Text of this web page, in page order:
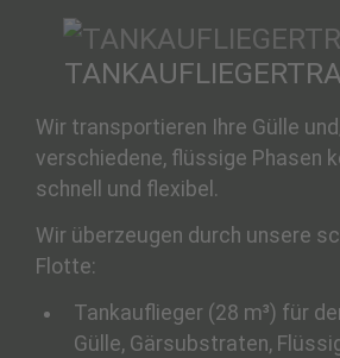
Wir transportieren Ihre Gülle
verschiedene, flüssige Phasen
schnell und flexibel.
Wir überzeugen durch unsere
Flotte:
Tankauflieger (28 m³) für
Gülle, Gärsubstraten,